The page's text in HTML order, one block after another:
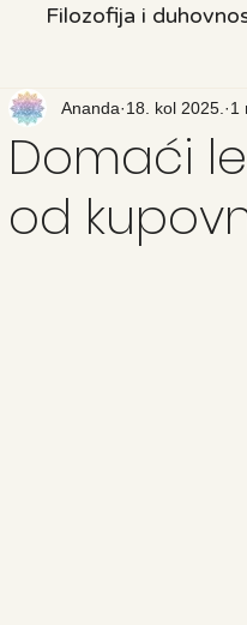
Filozofija i
knjige Svijet
Domaći
od
Ananda 18. kol 2025. 1